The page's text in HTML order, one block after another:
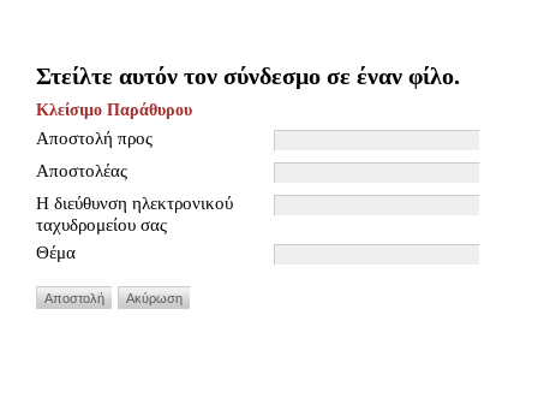
Στείλτε αυτόν τον σύνδεσμο σε έναν φίλο.
Κλείσιμο Παράθυρου
Αποστολή προς
Αποστολέας
Η διεύθυνση ηλεκτρονικού
ταχυδρομείου σας
Θέμα
Αποστολή Ακύρωση